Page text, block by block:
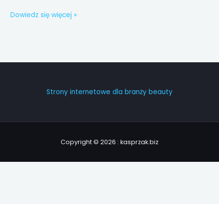
Dowiedz się więcej »
Strony internetowe dla branży beauty
Copyright © 2026 : kasprzak.biz